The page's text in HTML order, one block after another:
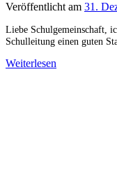
Veröffentlicht am 31.
Liebe Schulgemeinschaft,
Schulleitung einen guten
Weiterlesen